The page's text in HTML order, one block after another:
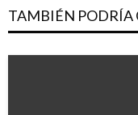
TAMBIÉN PODRÍA